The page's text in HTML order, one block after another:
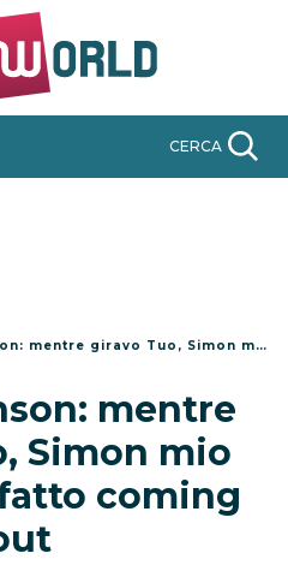
CERCA
giravo Tuo, Simon mio fratello ha fatto coming out
mentre
Simon mio
coming